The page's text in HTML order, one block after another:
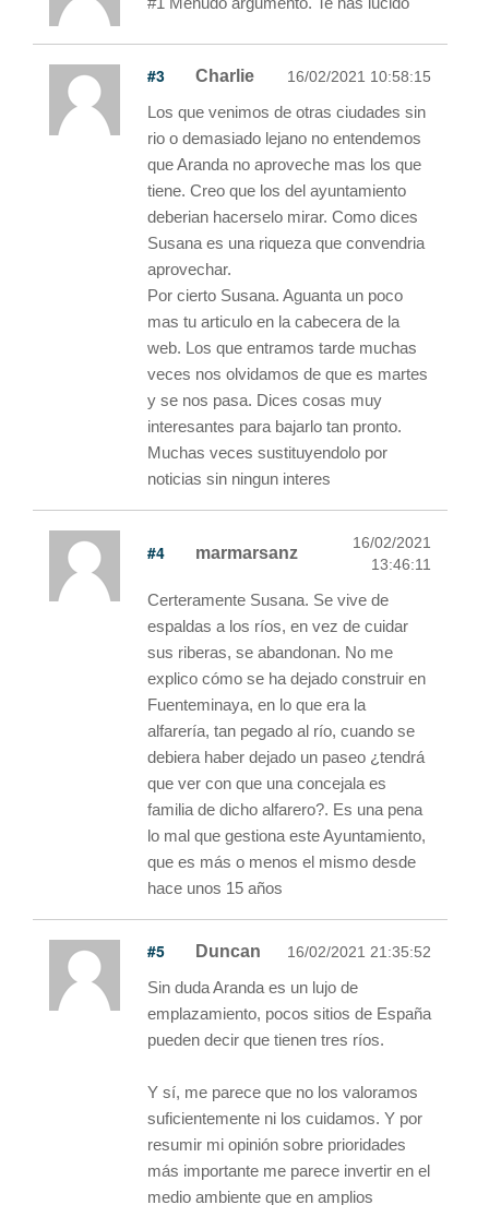
#3 Charlie 16/02/2021 10:58:15
Los que venimos de otras ciudades sin
rio o demasiado lejano no entendemos
que Aranda no aproveche mas los que
tiene. Creo que los del ayuntamiento
deberian hacerselo mirar. Como dices
Susana es una riqueza que convendria
aprovechar.
Por cierto Susana. Aguanta un poco
mas tu articulo en la cabecera de la
web. Los que entramos tarde muchas
veces nos olvidamos de que es martes
y se nos pasa. Dices cosas muy
interesantes para bajarlo tan pronto.
Muchas veces sustituyendolo por
noticias sin ningun interes
#4 marmarsanz
16/02/2021
13:46:11
Certeramente Susana. Se vive de
espaldas a los ríos, en vez de cuidar
sus riberas, se abandonan. No me
explico cómo se ha dejado construir en
Fuenteminaya, en lo que era la
alfarería, tan pegado al río, cuando se
debiera haber dejado un paseo ¿tendrá
que ver con que una concejala es
familia de dicho alfarero?. Es una pena
lo mal que gestiona este Ayuntamiento,
que es más o menos el mismo desde
hace unos 15 años
#5 Duncan 16/02/2021 21:35:52
Sin duda Aranda es un lujo de
emplazamiento, pocos sitios de España
pueden decir que tienen tres ríos.
Y sí, me parece que no los valoramos
suficientemente ni los cuidamos. Y por
resumir mi opinión sobre prioridades
más importante me parece invertir en el
medio ambiente que en amplios